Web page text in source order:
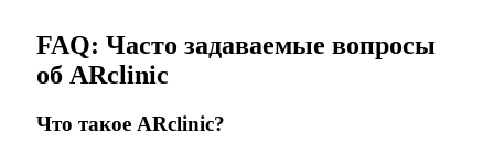
FAQ: Часто задаваемые вопросы
об ARclinic
Что такое ARclinic?